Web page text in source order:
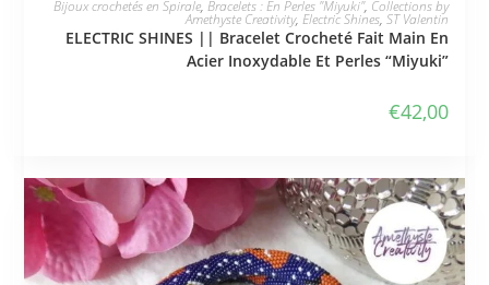
Bijoux crochetés en Spirale, Bracelets : En Perles "Miyuki", Collections by
Amethyste Creativity, Electric Shines, ST Valentin
ELECTRIC SHINES || Bracelet Crocheté Fait Main En
Acier Inoxydable Et Perles “Miyuki”
€42,00